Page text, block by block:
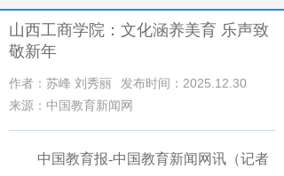
山西工商学院：文化涵养美育 乐声致
敬新年
作者：苏峰 刘秀丽
发布时间：2025.12.30
来源：中国教育新闻网
中国教育报-中国教育新闻网讯（记者